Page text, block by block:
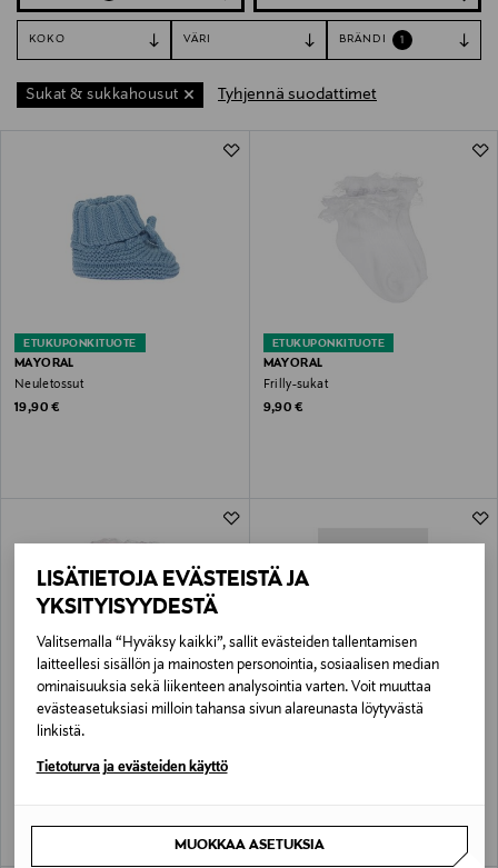
LISÄTIETOJA EVÄSTEISTÄ JA
YKSITYISYYDESTÄ
Valitsemalla “Hyväksy kaikki”, sallit evästeiden tallentamisen
laitteellesi sisällön ja mainosten personointia, sosiaalisen median
ominaisuuksia sekä liikenteen analysointia varten. Voit muuttaa
evästeasetuksiasi milloin tahansa sivun alareunasta löytyvästä
linkistä.
Tietoturva ja evästeiden käyttö
MUOKKAA ASETUKSIA
KOKO VÄRI BRÄNDI 1
Sukat & sukkahousut Tyhjennä suodattimet
ETUKUPONKITUOTE
MAYORAL
Neuletossut
Original Price
19,90 €
ETUKUPONKITUOTE
MAYORAL
Frilly-sukat
Original Price
9,90 €
ETUKUPONKITUOTE
MAYORAL
Original Price
9,90 €
ALE –60%